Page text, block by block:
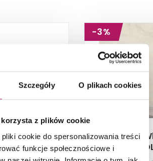
Szczegóły O plikach cookies
z plików cookie
cookie do spersonalizowania treści
funkcje społecznościowe i
22 POL
-3%
Tubądzin